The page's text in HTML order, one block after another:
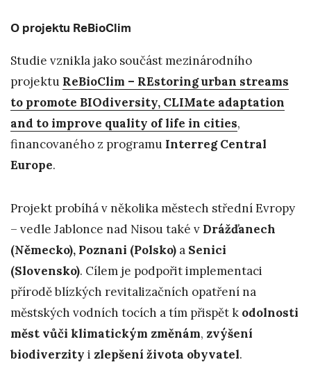
O projektu ReBioClim
Studie vznikla jako součást mezinárodního
projektu ReBioClim – REstoring urban streams
to promote BIOdiversity, CLIMate adaptation
and to improve quality of life in cities,
financovaného z programu Interreg Central
Europe.
Projekt probíhá v několika městech střední Evropy
– vedle Jablonce nad Nisou také v Drážďanech
(Německo), Poznani (Polsko) a Senici
(Slovensko). Cílem je podpořit implementaci
přírodě blízkých revitalizačních opatření na
městských vodních tocích a tím přispět k odolnosti
měst vůči klimatickým změnám, zvýšení
biodiverzity i zlepšení života obyvatel.